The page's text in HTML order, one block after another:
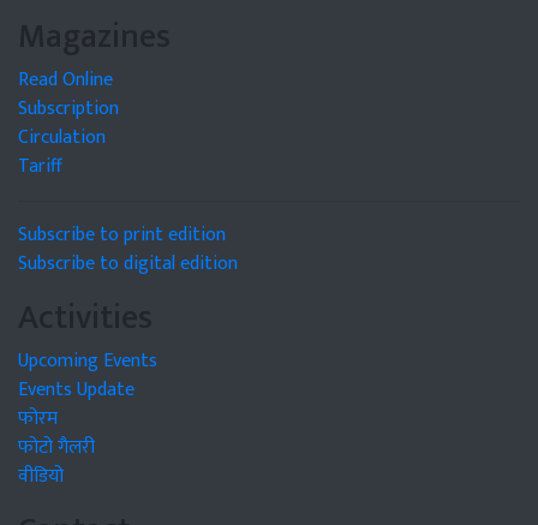
Magazines
Read Online
Subscription
Circulation
Tariff
Subscribe to print edition
Subscribe to digital edition
Activities
Upcoming Events
Events Update
फोरम
फोटो गैलरी
वीडियो